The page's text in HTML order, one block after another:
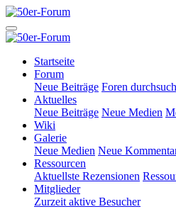
Startseite
Forum
Neue Beiträge Foren
Aktuelles
Neue Beiträge Neue Medien
Wiki
Galerie
Neue Medien Neue
Ressourcen
Aktuellste Rezensionen
Mitglieder
Zurzeit aktive Besucher